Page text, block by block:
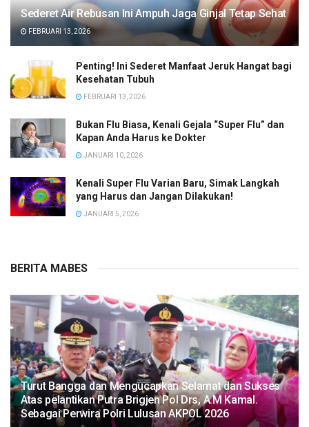
Sederet Air Rebusan Ini Ampuh Jaga Ginjal Tetap Sehat
FEBRUARI 13, 2026
Penting! Ini Sederet Manfaat Jeruk Hangat bagi
Kesehatan Tubuh
FEBRUARI 13, 2026
Bukan Flu Biasa, Kenali Gejala “Super Flu” dan
Kapan Anda Harus ke Dokter
JANUARI 10, 2026
Kenali Super Flu Varian Baru, Simak Langkah
yang Harus dan Jangan Dilakukan!
JANUARI 5, 2026
BERITA MABES
Turut Bangga dan Mengucapkan Selamat dan Sukses
Atas pelantikan Putra Brigjen Pol Drs, A.M Kamal.
Sebagai Perwira Polri Lulusan AKPOL 2026